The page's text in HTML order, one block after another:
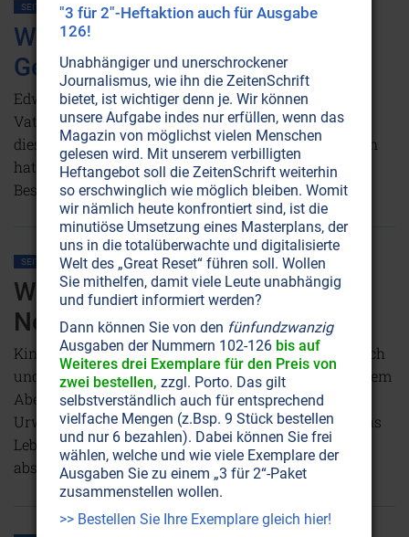
SEITE 24 KINDER • JUGEND LEBENSHILFE
Wahre Kindererziehung:
Geburtshilfe zum Selbst
Edward Bach (1886-1936) war viel mehr als „nur“ der
Vater der Bach-Blüten-Therapie. Lesen Sie hier, was
dieser weise Philosoph zur Kindererziehung zu sagen
hat, deren nobelste Aufgabe es ist, jedes Kind seine
Bestimmung finden zu lassen.Weiterlesen...
SEITE 27 FAMILIE KINDER • JUGEND
Wonneproppen oder
Nervensäge?
Kinder sind nicht so wie im Fernsehen: adrett, niedlich
und folgsam. Kinder zu haben gleicht manchmal einem
Abenteuertrekking im Urwald - nur dass man den
Urwald danach Aufräumen muss. Doch was wäre das
Leben, würde es sich nur zwischen Bürowänden
abspielen?
NICHT ONLINE VERFÜGBAR AUSGABE BESTELLEN
"3 für 2"-Heftaktion auch für Ausgabe
126!
Unabhängiger und unerschrockener
Journalismus, wie ihn die ZeitenSchrift
bietet, ist wichtiger denn je. Wir können
unsere Aufgabe indes nur erfüllen, wenn das
Magazin von möglichst vielen Menschen
gelesen wird. Mit unserem verbilligten
Heftangebot soll die ZeitenSchrift weiterhin
so erschwinglich wie möglich bleiben. Womit
wir nämlich heute konfrontiert sind, ist die
minutiöse Umsetzung eines Masterplans, der
uns in die totalüberwachte und digitalisierte
Welt des „Great Reset“ führen soll. Wollen
Sie mithelfen, damit viele Leute unabhängig
und fundiert informiert werden?
Dann können Sie von den fünfundzwanzig
Ausgaben der Nummern 102-126 bis auf
Weiteres drei Exemplare für den Preis von
zwei bestellen, zzgl. Porto. Das gilt
selbstverständlich auch für entsprechend
vielfache Mengen (z.Bsp. 9 Stück bestellen
und nur 6 bezahlen). Dabei können Sie frei
wählen, welche und wie viele Exemplare der
Ausgaben Sie zu einem „3 für 2“-Paket
zusammenstellen wollen.
>> Bestellen Sie Ihre Exemplare gleich hier!